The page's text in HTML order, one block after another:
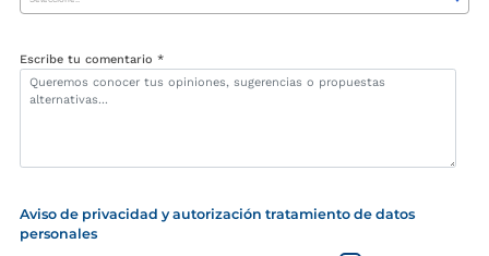
Escribe tu comentario *
Aviso de privacidad y autorización tratamiento de datos
personales